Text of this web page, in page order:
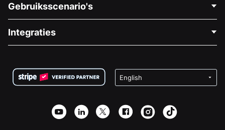
Over Ons
Vacatures
Privacy
Affiliate Partnerschap
Gebruiksscenario's
Medische Fondsenwerving
Goede Doelen Fondsenwerving
Integraties
Wix Donatie Plugin
Webflow Donatie App
Joomla Donatie